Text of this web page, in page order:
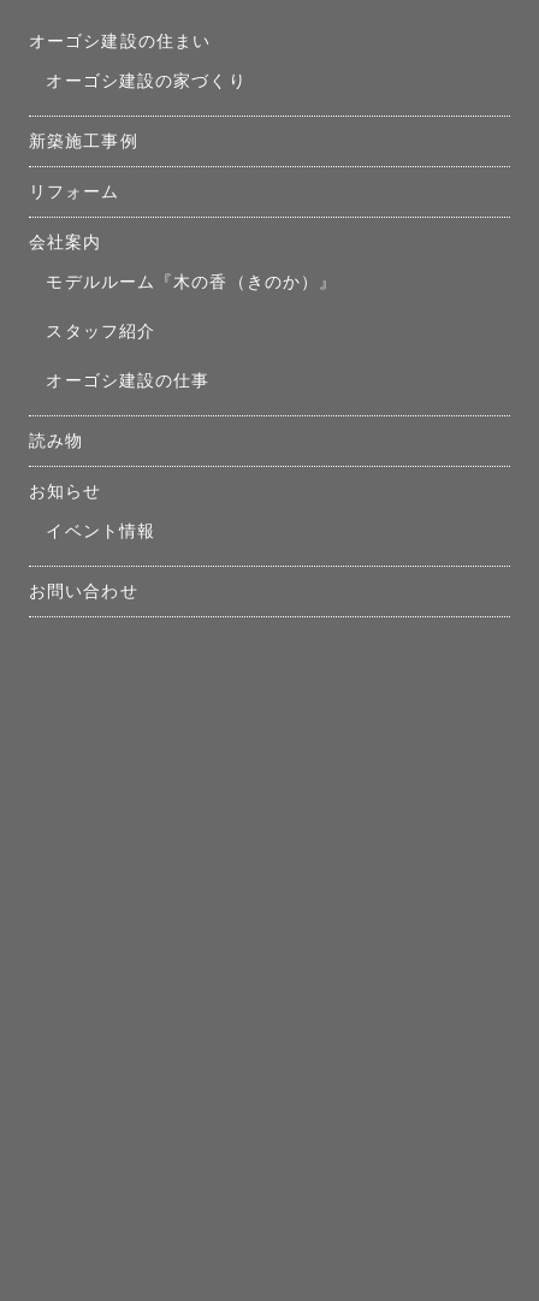
オーゴシ建設の住まい
オーゴシ建設の家づくり
新築施工事例
リフォーム
会社案内
モデルルーム『木の香（きのか）』
スタッフ紹介
オーゴシ建設の仕事
読み物
お知らせ
イベント情報
お問い合わせ